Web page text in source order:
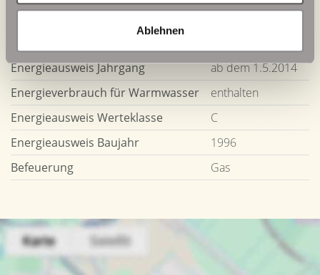
Ablehnen
Energieausweis Jahrgang
ab dem 1.5.2014
Energieverbrauch für Warmwasser
enthalten
Energieausweis Werteklasse
C
Energieausweis Baujahr
1996
Befeuerung
Gas